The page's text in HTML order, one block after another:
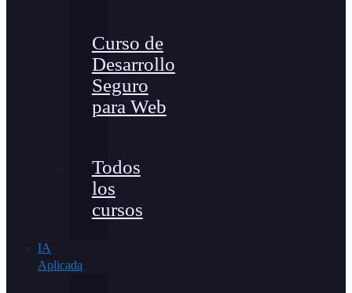
Curso de
Desarrollo
Seguro
para Web
Todos
los
cursos
IA
Aplicada